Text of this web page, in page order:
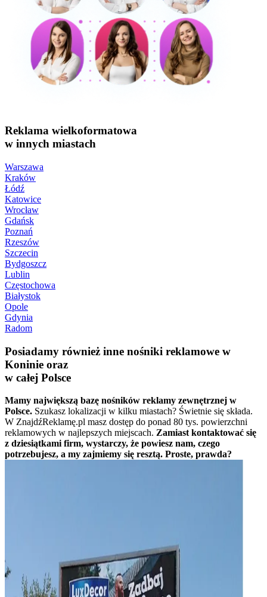
Reklama wielkoformatowa
w innych miastach
Warszawa
Kraków
Łódź
Katowice
Wrocław
Gdańsk
Poznań
Rzeszów
Szczecin
Bydgoszcz
Lublin
Częstochowa
Białystok
Opole
Gdynia
Radom
Posiadamy również inne nośniki reklamowe w
Koninie oraz
w całej Polsce
Mamy największą bazę nośników reklamy zewnętrznej w
Polsce. Szukasz lokalizacji w kilku miastach? Świetnie się składa.
W ZnajdźReklamę.pl masz dostęp do ponad 80 tys. powierzchni
reklamowych w najlepszych miejscach. Zamiast kontaktować się
z dziesiątkami firm, wystarczy, że powiesz nam, czego
potrzebujesz, a my zajmiemy się resztą. Proste, prawda?